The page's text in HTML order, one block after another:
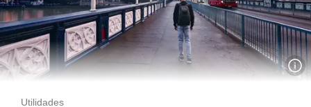
Utilidades